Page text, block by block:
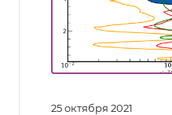
25 октября 2021